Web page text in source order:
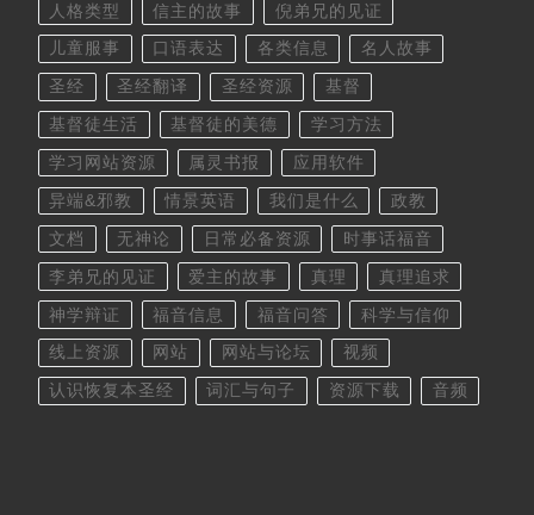
人格类型 信主的故事 倪弟兄的见证
儿童服事 口语表达 各类信息 名人故事
圣经 圣经翻译 圣经资源 基督
基督徒生活 基督徒的美德 学习方法
学习网站资源 属灵书报 应用软件
异端&邪教 情景英语 我们是什么 政教
文档 无神论 日常必备资源 时事话福音
李弟兄的见证 爱主的故事 真理 真理追求
神学辩证 福音信息 福音问答 科学与信仰
线上资源 网站 网站与论坛 视频
认识恢复本圣经 词汇与句子 资源下载 音频